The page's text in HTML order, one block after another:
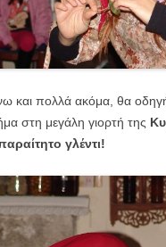
και πολλά ακόμα, θα
στη μεγάλη γιορτή της
γλέντι!